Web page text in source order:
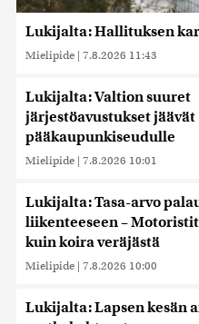
Lukijalta: Hallituksen
Mielipide | 7.8.2026 11:43
Lukijalta: Valtion suuret
järjestöavustukset jäävät
pääkaupunkiseudulle
Mielipide | 7.8.2026 10:01
Lukijalta: Tasa-arvo
liikenteeseen –
kuin koira veräjästä
Mielipide | 7.8.2026 10:00
Lukijalta: Lapsen kesän